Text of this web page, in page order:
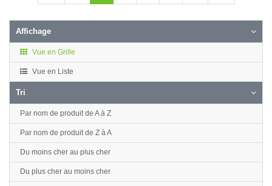
Affichage
Vue en Grille
Vue en Liste
Tri
Par nom de produit de A à Z
Par nom de produit de Z à A
Du moins cher au plus cher
Du plus cher au moins cher